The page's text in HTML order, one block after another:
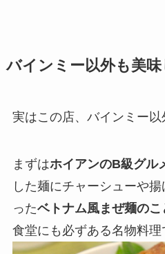
バインミー以外も美
実はこの店、バインミー以
まずはホイアンのB級グル
した麺にチャーシューや
ったベトナム風まぜ麺のこ
食堂にも必ずある名物料理